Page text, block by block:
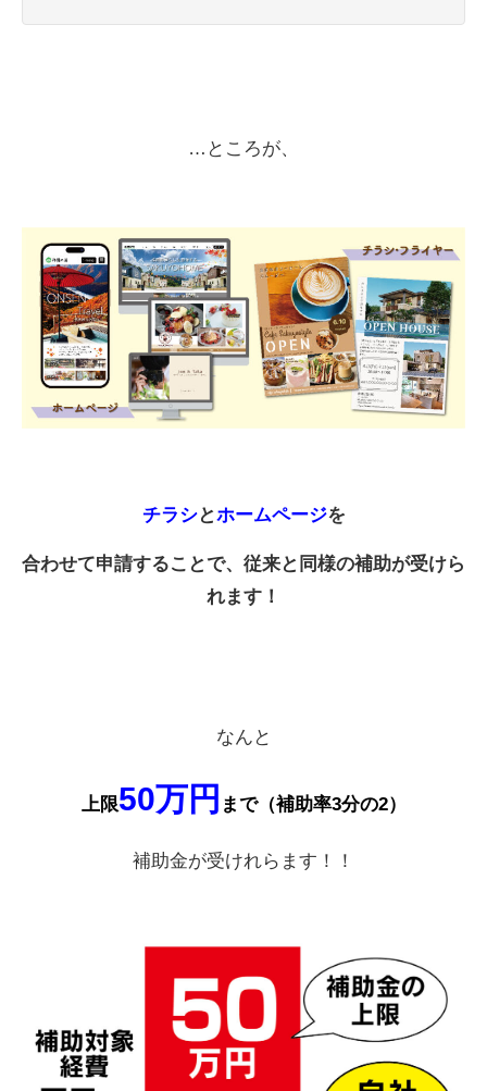
…ところが、
チラシとホームページを
合わせて申請することで、従来と同様の補助が受けら
れます！
なんと
上限50万円 まで（補助率3分の2）
補助金が受けれらます！！